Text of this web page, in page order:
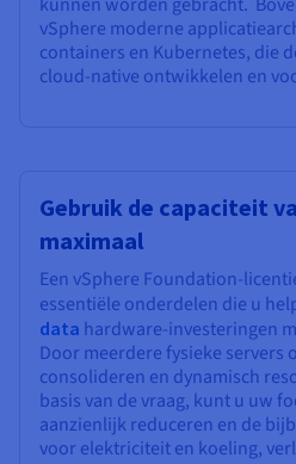
vSphere moderne
containers en Kubernetes, die
cloud-native ontwikkelen en
Gebruik de capaciteit
maximaal
Een vSphere Foundation-
essentiële onderdelen die u
data hardware-investeringen
Door meerdere fysieke servers
consolideren en dynamisch
basis van de vraag, kunt u uw
aanzienlijk reduceren en de
voor elektriciteit en koeling,